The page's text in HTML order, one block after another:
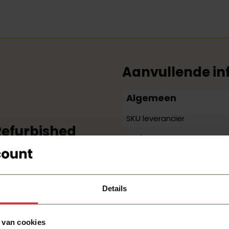
Details
cookies
onze Refurbished
De lamp past met zijn
met E27-fitting(en)
Aanvullende
Algemeen
SKU leverancier
Merk
Type lamp
Conditie